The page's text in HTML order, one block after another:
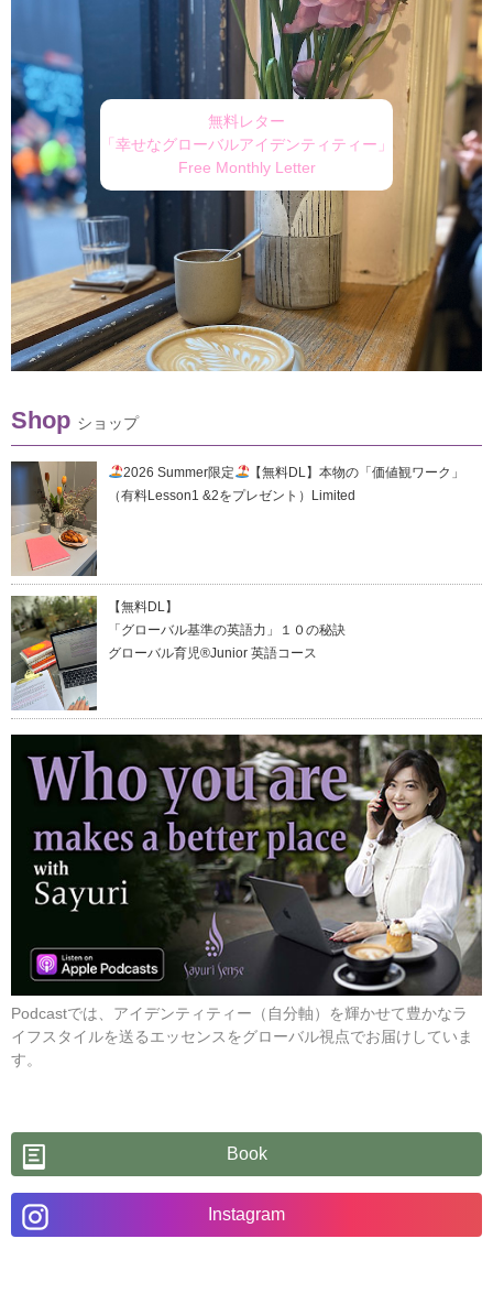
無料レター
「幸せなグローバルアイデンティティー」
Free Monthly Letter
Shop ショップ
2026 Summer限定
【無料DL】本物の「価値観ワーク」
（有料Lesson1 &2をプレゼント）Limited
【無料DL】
「グローバル基準の英語力」１０の秘訣
グローバル育児®Junior 英語コース
Podcastでは、アイデンティティー（自分軸）を輝かせて豊かなラ
イフスタイルを送るエッセンスをグローバル視点でお届けしていま
す。
Book
Instagram